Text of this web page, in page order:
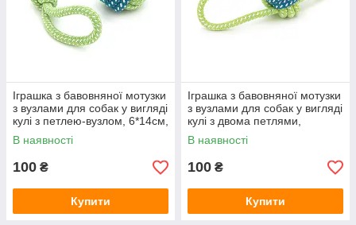
Іграшка з бавовняної мотузки
з вузлами для собак у вигляді
кулі з петлею-вузлом, 6*14см,
зелено-синя
В наявності
100 ₴
Купити
Іграшка з бавовняної мотузки
з вузлами для собак у вигляді
кулі з двома петлями,
6*16см, зелено-синя
В наявності
100 ₴
Купити